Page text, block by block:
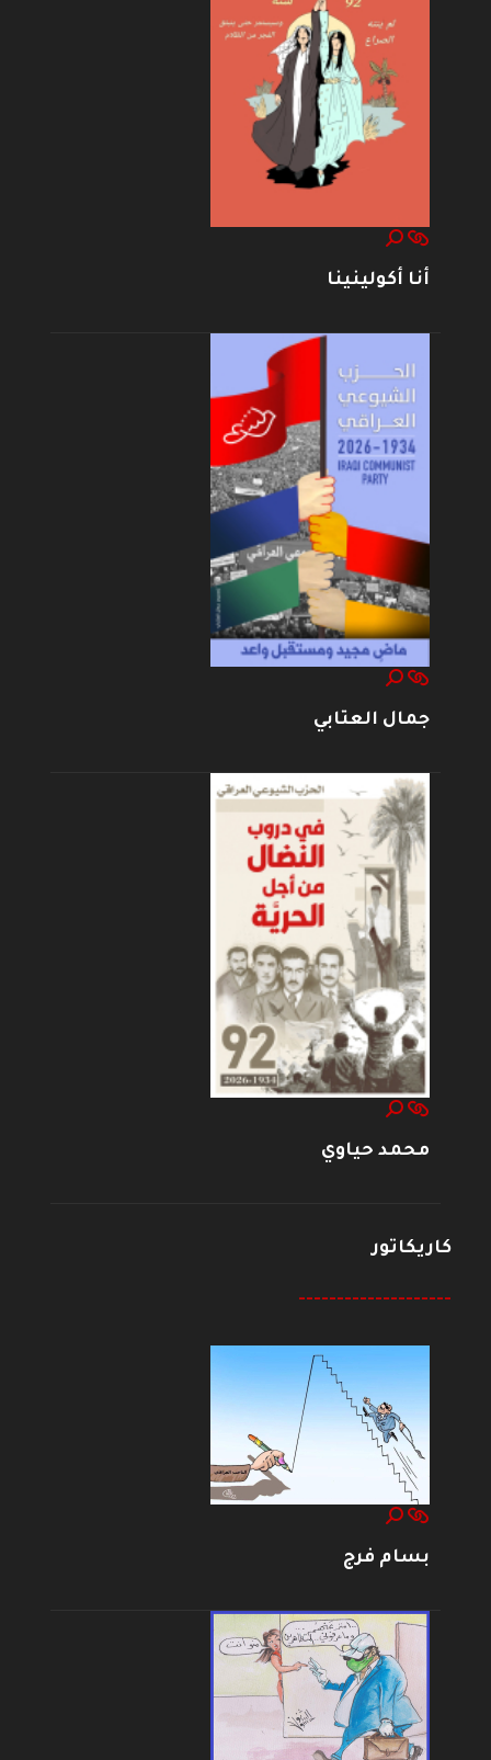
أنا أكولينينا
جمال العتابي
محمد حياوي
كاريكاتور
--------------------
بسام فرج